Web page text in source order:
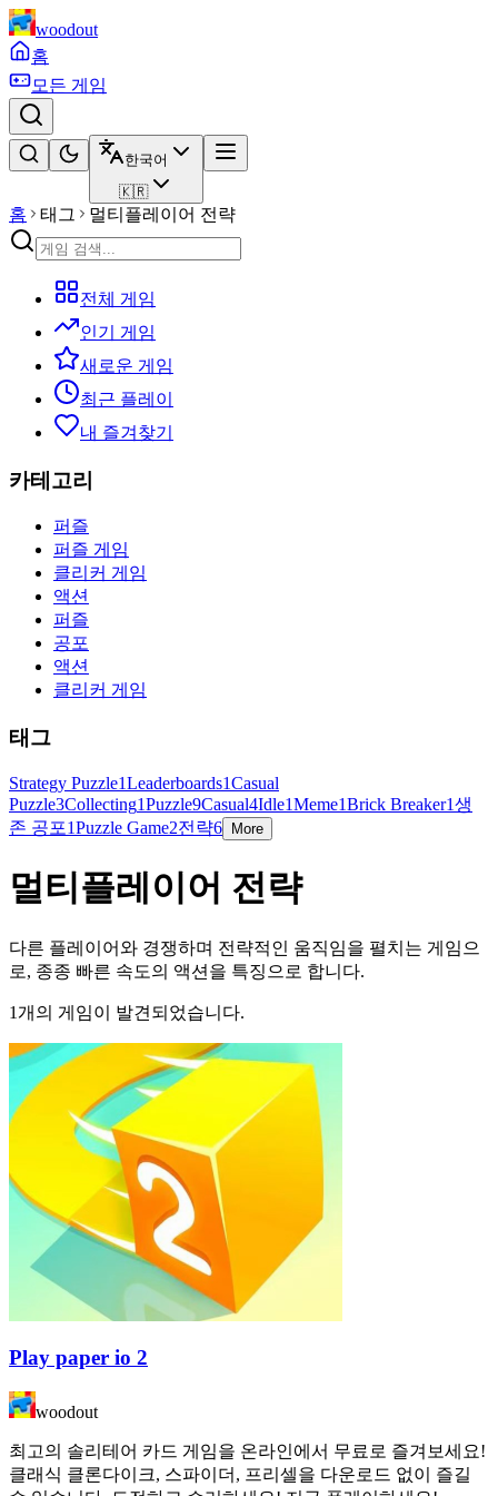
woodout
홈
모든 게임
한국어
🇰🇷
홈 태그 멀티플레이어 전략
전체 게임
인기 게임
새로운 게임
최근 플레이
내 즐겨찾기
카테고리
퍼즐
퍼즐 게임
클리커 게임
액션
퍼즐
공포
액션
클리커 게임
태그
Strategy Puzzle1Leaderboards1Casual
Puzzle3Collecting1Puzzle9Casual4Idle1Meme1Brick Breaker1생
존 공포1Puzzle Game2전략6 More
멀티플레이어 전략
다른 플레이어와 경쟁하며 전략적인 움직임을 펼치는 게임으
로, 종종 빠른 속도의 액션을 특징으로 합니다.
1개의 게임이 발견되었습니다.
Play paper io 2
woodout
최고의 솔리테어 카드 게임을 온라인에서 무료로 즐겨보세요!
클래식 클론다이크, 스파이더, 프리셀을 다운로드 없이 즐길